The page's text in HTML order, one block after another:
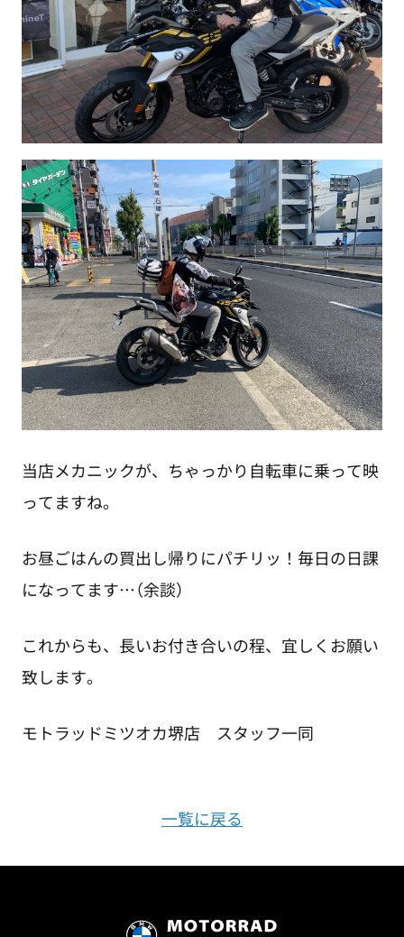
当店メカニックが、ちゃっかり自転車に乗って映
ってますね。
お昼ごはんの買出し帰りにパチリッ！毎日の日課
になってます…（余談）
これからも、長いお付き合いの程、宜しくお願い
致します。
モトラッドミツオカ堺店 スタッフ一同
一覧に戻る